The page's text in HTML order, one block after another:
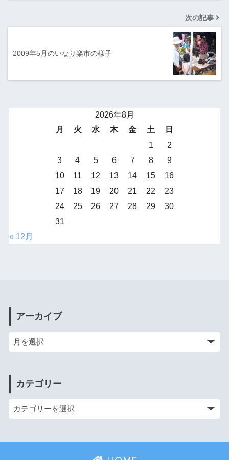
次の記事
2009年5月のいなり楽市の様子
2026年8月
月
火 水 木 金 土
日
1
2
3
4 5 6 7 8
9
10
11 12 13 14 15
16
17
18 19 20 21 22
23
24
25 26 27 28 29
30
31
« 12月
アーカイブ
カテゴリー